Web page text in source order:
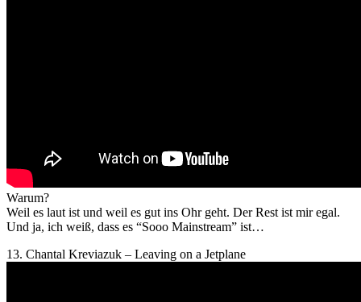
Warum?
Weil es laut ist und weil es gut ins Ohr geht. Der Rest ist mir egal.
Und ja, ich weiß, dass es “Sooo Mainstream” ist…
13. Chantal Kreviazuk – Leaving on a Jetplane